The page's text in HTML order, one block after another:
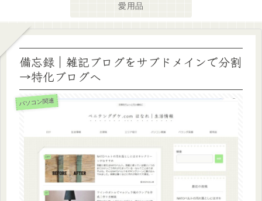
愛用品
備忘録｜雑記ブログをサブドメインで分割
→特化ブログへ
パソコン関連